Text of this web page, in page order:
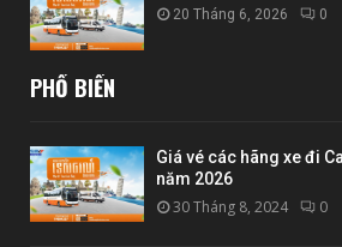
20 Tháng 6, 2026 0
PHỔ BIẾN
Giá vé các hãng xe đi
năm 2026
30 Tháng 8, 2024 0